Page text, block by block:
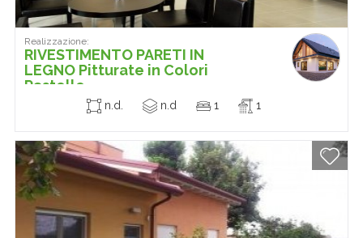
Realizzazione:
RIVESTIMENTO PARETI IN
LEGNO Pitturate in Colori
Pastello
n.d. n.d 1 1